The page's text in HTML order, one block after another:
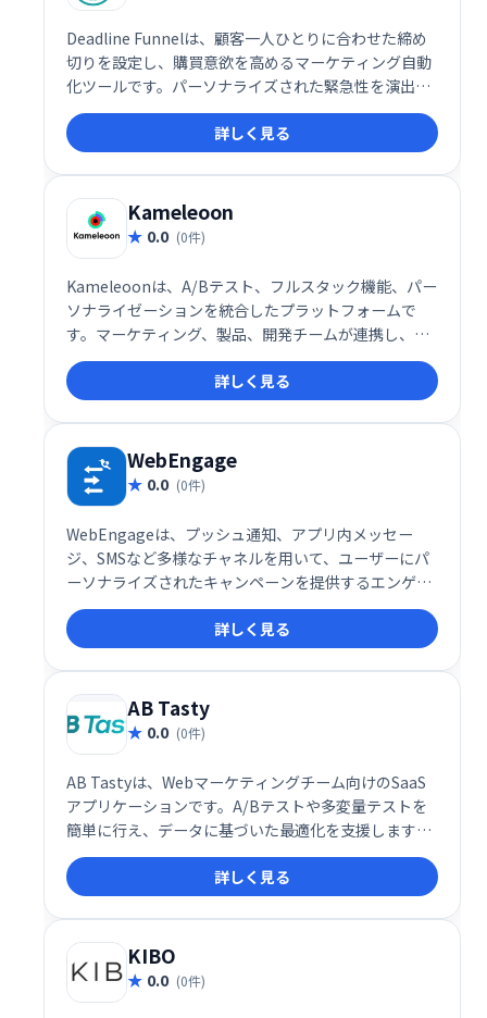
Deadline Funnelは、顧客一人ひとりに合わせた締め
切りを設定し、購買意欲を高めるマーケティング自動
化ツールです。パーソナライズされた緊急性を演出す
ることで、売上アップとビジネス成長を促進します。
独自の期限設定機能で、より効果的なマーケティング
を実現しましょう。
詳しく見る
Kameleoon
0.0 (0件)
Kameleoonは、A/Bテスト、フルスタック機能、パー
ソナライゼーションを統合したプラットフォームで
す。マーケティング、製品、開発チームが連携し、エ
ンゲージメントとコンバージョン率向上を実現しま
す。高度な機能で顧客体験を最適化し、ビジネス目標
達成を支援します。
詳しく見る
WebEngage
0.0 (0件)
WebEngageは、プッシュ通知、アプリ内メッセー
ジ、SMSなど多様なチャネルを用いて、ユーザーにパ
ーソナライズされたキャンペーンを提供するエンゲー
ジメントプラットフォームです。コンテキストに応じ
たメッセージ配信で、ユーザーの関心を高め、高いエ
ンゲージメントを実現します。
詳しく見る
AB Tasty
0.0 (0件)
AB Tastyは、Webマーケティングチーム向けのSaaS
アプリケーションです。A/Bテストや多変量テストを
簡単に行え、データに基づいた最適化を支援します。
直感的なインターフェースで、チームは完全な自律性
を持ってテストを実行し、ウェブサイトのパフォーマ
ンス向上を実現できます。
詳しく見る
KIBO
0.0 (0件)